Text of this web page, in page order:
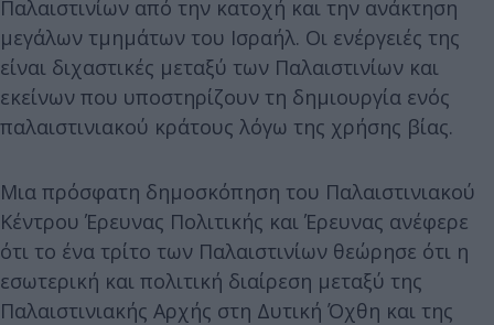
Παλαιστινίων από την κατοχή και την ανάκτηση
μεγάλων τμημάτων του Ισραήλ. Οι ενέργειές της
είναι διχαστικές μεταξύ των Παλαιστινίων και
εκείνων που υποστηρίζουν τη δημιουργία ενός
παλαιστινιακού κράτους λόγω της χρήσης βίας.
Μια πρόσφατη δημοσκόπηση του Παλαιστινιακού
Κέντρου Έρευνας Πολιτικής και Έρευνας ανέφερε
ότι το ένα τρίτο των Παλαιστινίων θεώρησε ότι η
εσωτερική και πολιτική διαίρεση μεταξύ της
Παλαιστινιακής Αρχής στη Δυτική Όχθη και της